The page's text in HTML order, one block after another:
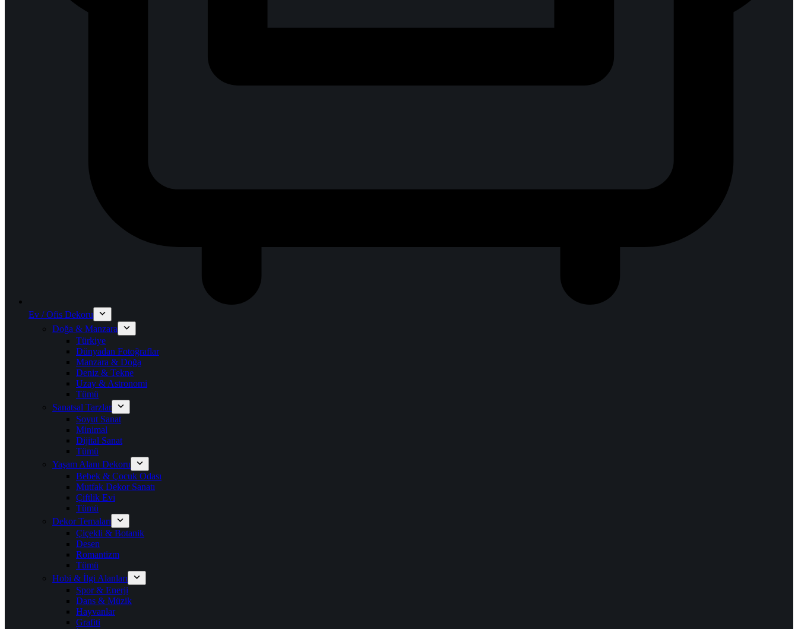
Ev / Ofis Dekoru
Doğa & Manzara
Türkiye
Dünyadan Fotoğraflar
Manzara & Doğa
Deniz & Tekne
Uzay & Astronomi
Tümü
Sanatsal Tarzlar
Soyut Sanat
Minimal
Dijital Sanat
Tümü
Yaşam Alanı Dekoru
Bebek & Çocuk Odası
Mutfak Dekor Sanatı
Çiftlik Evi
Tümü
Dekor Temaları
Çiçekli & Botanik
Desen
Romantizm
Tümü
Hobi & İlgi Alanları
Spor & Enerji
Dans & Müzik
Hayvanlar
Grafiti